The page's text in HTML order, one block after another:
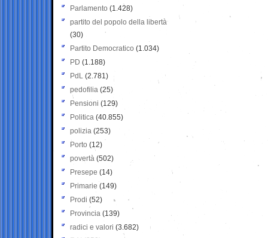
Parlamento (1.428)
partito del popolo della libertà
(30)
Partito Democratico (1.034)
PD (1.188)
PdL (2.781)
pedofilia (25)
Pensioni (129)
Politica (40.855)
polizia (253)
Porto (12)
povertà (502)
Presepe (14)
Primarie (149)
Prodi (52)
Provincia (139)
radici e valori (3.682)